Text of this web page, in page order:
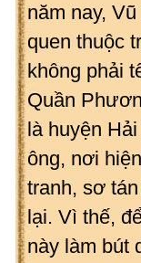
năm nay,
quen thuộc
không phải
Quần
là huyện
ông, nơi
tranh, sơ
lại. Vì thế,
này làm bút